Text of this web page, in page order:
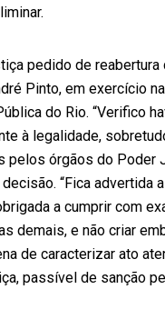
pedido de reabertura
Pinto, em exercício
do Rio. “Verifico
à legalidade,
pelos órgãos do Poder
“Fica advertida
a cumprir com
demais, e não criar
de caracterizar ato
passível de sanção